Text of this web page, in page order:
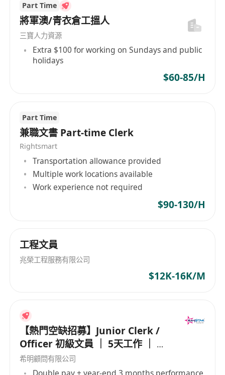
4. 工作認真負責，注重細節，具備良好的時間管理
能力，能按時完成指定工作。
5. 每週需提供可上班日期及時間安排，靈活配合公
司兼職工作需求。
Part Time
將軍澳/青衣倉工搵人
三寶人力資源
Extra $100 for working on Sundays and public
holidays
$60-85/H
Part Time
兼職文書 Part-time Clerk
Rightsmart
Transportation allowance provided
Multiple work locations available
Work experience not required
$90-130/H
工程文員
兆榮工程服務有限公司
$12K-16K/M
【熱門空缺招募】Junior Clerk /
Officer 初級文員 ｜ 5天工作 ｜ 準
時收工 ｜ 年薪高達 16 個月
希明顧問有限公司